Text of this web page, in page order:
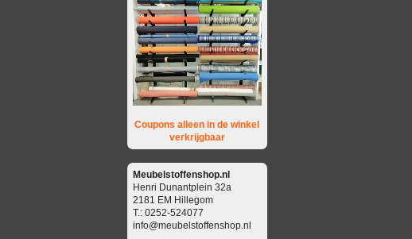
Coupons alleen in de winkel
verkrijgbaar
Meubelstoffenshop.nl
Henri Dunantplein 32a
2181 EM Hillegom
T.: 0252-524077
info@meubelstoffenshop.nl